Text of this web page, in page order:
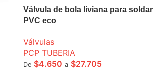
Válvula de bola liviana para soldar
PVC eco
Válvulas
PCP TUBERIA
De $4.650 a $27.705